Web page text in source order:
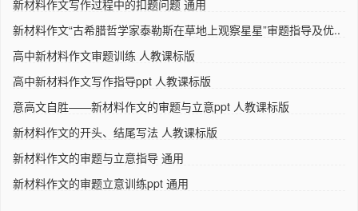
新材料作文写作过程中的扣题问题 通用
新材料作文“古希腊哲学家泰勒斯在草地上观察星星”审题指导及优..
高中新材料作文审题训练 人教课标版
高中新材料作文写作指导ppt 人教课标版
意高文自胜——新材料作文的审题与立意ppt 人教课标版
新材料作文的开头、结尾写法 人教课标版
新材料作文的审题与立意指导 通用
新材料作文的审题立意训练ppt 通用